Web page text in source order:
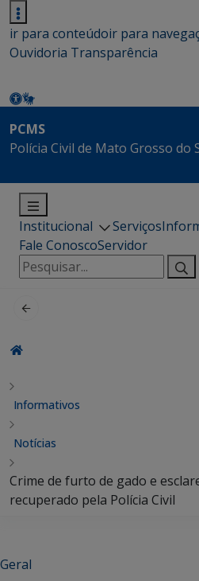
ir para conteúdoir para
Ouvidoria Transparência
PCMS
Polícia Civil de Mato Grosso do
Institucional Serviços
Fale ConoscoServidor
Pesquisar
por:
Informativos
Notícias
Crime de furto de gado e
recuperado pela Polícia Civil
Geral